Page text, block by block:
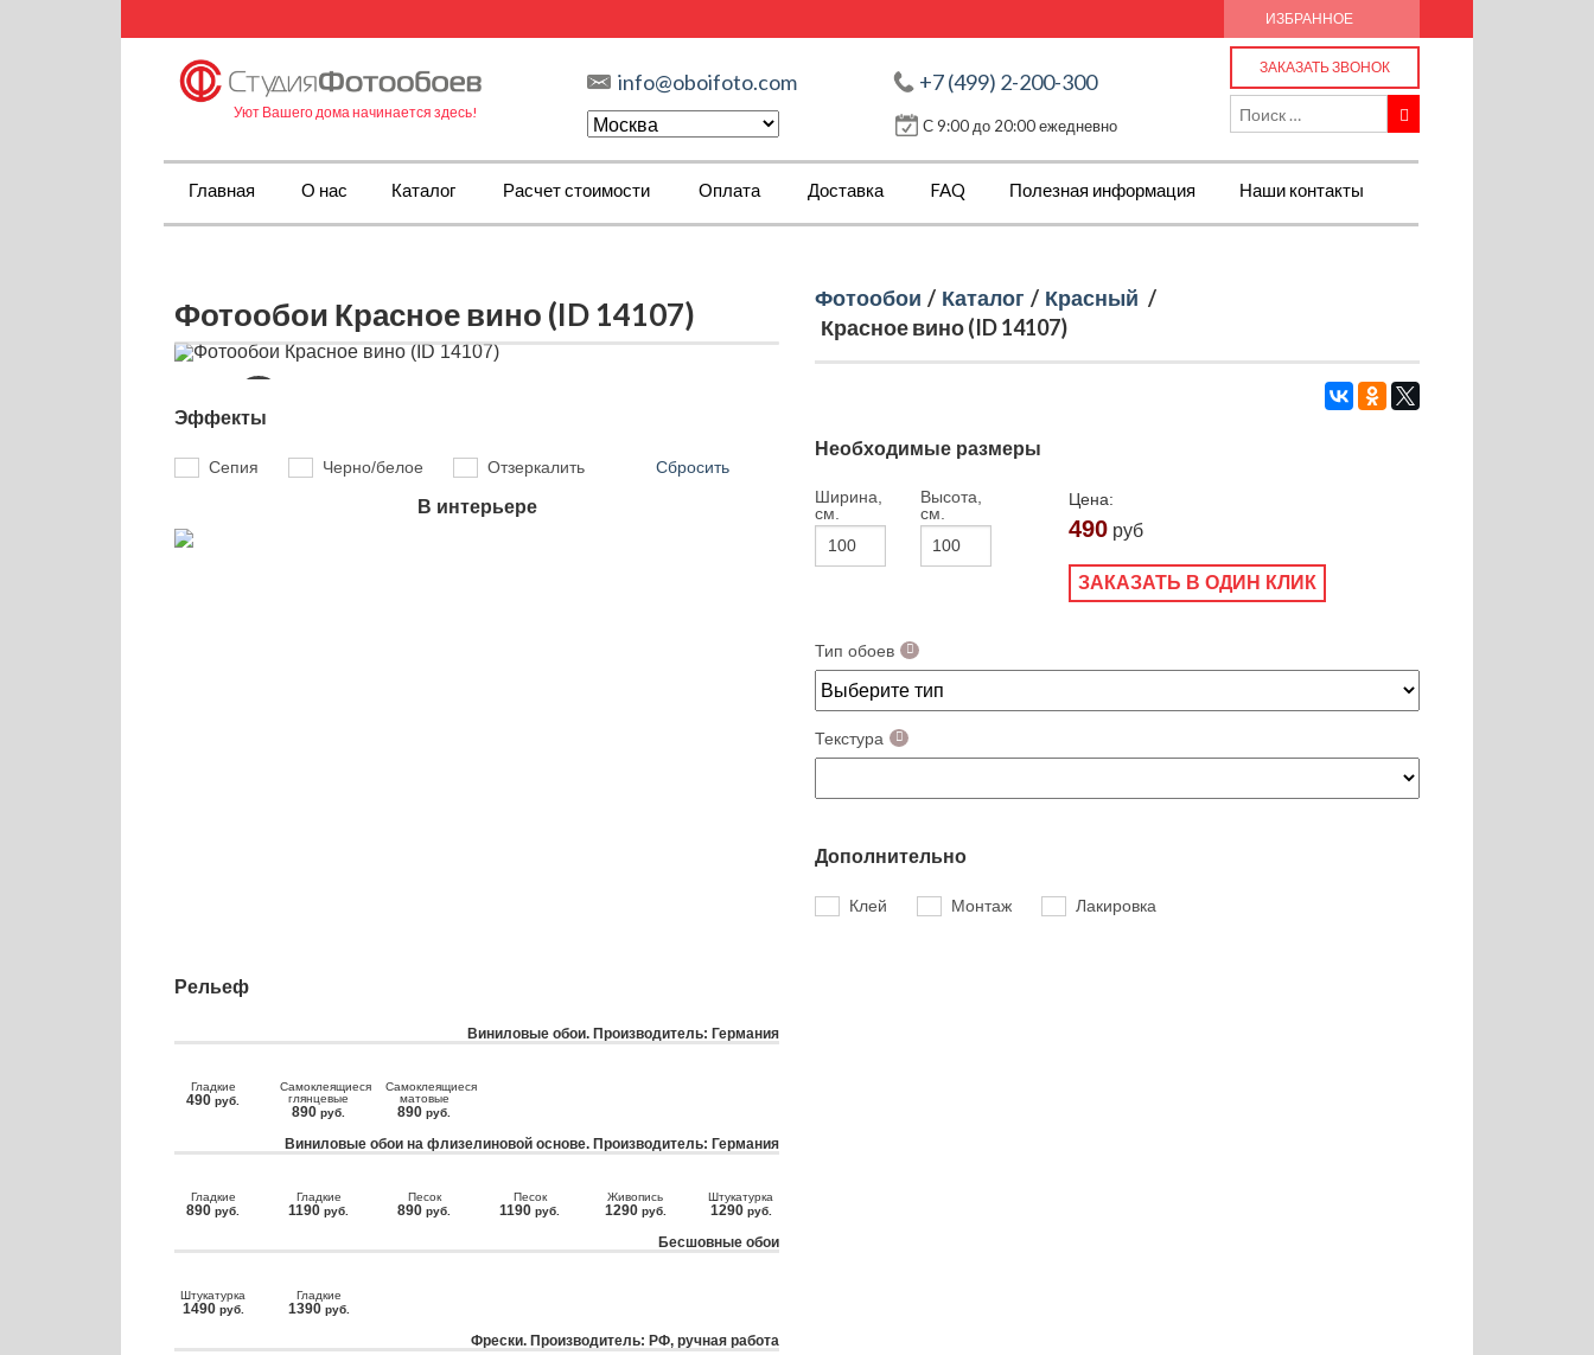
ИЗБРАННОЕ
Уют Вашего дома начинается здесь!
info@oboifoto.com +7 (499) 2-200-300
С 9:00 до 20:00 ежедневно
ЗАКАЗАТЬ ЗВОНОК
Главная О нас Каталог Расчет стоимости Оплата Доставка FAQ Полезная информация Наши контакты
Фотообои Красное вино (ID 14107)
Эффекты
Сепия Черно/белое Отзеркалить Сбросить
В интерьере
Фотообои / Каталог / Красный /
Красное вино (ID 14107)
Необходимые размеры
Ширина,
см.
Высота,
см.
Цена:
490 руб
ЗАКАЗАТЬ В ОДИН КЛИК
Тип обоев
Текстура
Дополнительно
Клей Монтаж Лакировка
Рельеф
Виниловые обои. Производитель: Германия
Гладкие
490 руб.
Самоклеящиеся
глянцевые
890 руб.
Самоклеящиеся
матовые
890 руб.
Виниловые обои на флизелиновой основе. Производитель: Германия
Гладкие
890 руб.
Гладкие
1190 руб.
Песок
890 руб.
Песок
1190 руб.
Живопись
1290 руб.
Штукатурка
1290 руб.
Бесшовные обои
Штукатурка
1490 руб.
Гладкие
1390 руб.
Фрески. Производитель: РФ, ручная работа